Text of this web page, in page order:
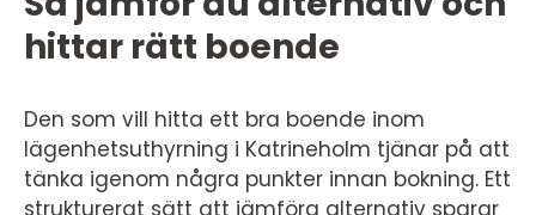
hittar rätt boende
Den som vill hitta ett bra boende inom
lägenhetsuthyrning i Katrineholm tjänar på att
tänka igenom några punkter innan bokning. Ett